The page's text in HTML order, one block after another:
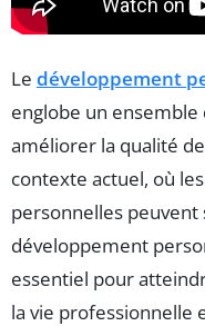
Le développement
englobe un ensemble
améliorer la qualité
contexte actuel, où
personnelles
développement
essentiel pour
la vie professionnelle